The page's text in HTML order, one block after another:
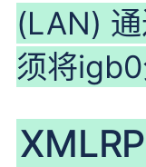
(LAN)
须将